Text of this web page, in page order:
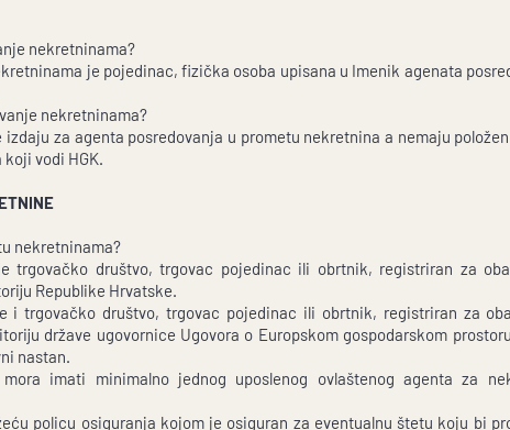
nekretninama?
je pojedinac, fizička osoba upisana u Imenik agenata
nekretninama?
za agenta posredovanja u prometu nekretnina a nemaju
vodi HGK.
nekretninama?
trgovačko društvo, trgovac pojedinac ili obrtnik, registriran za
Republike Hrvatske.
i trgovačko društvo, trgovac pojedinac ili obrtnik, registriran za
države ugovornice Ugovora o Europskom gospodarskom
nastan.
imati minimalno jednog uposlenog ovlaštenog agenta za
policu osiguranja kojom je osiguran za eventualnu štetu koju bi